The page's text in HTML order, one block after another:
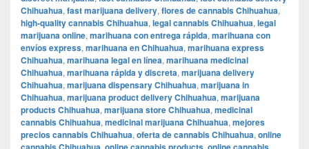
Chihuahua, fast marijuana delivery, flores de cannabis Chihuahua,
high-quality cannabis Chihuahua, legal cannabis Chihuahua, legal
marijuana online, marihuana con entrega rápida, marihuana con
envíos express, marihuana en Chihuahua, marihuana express
Chihuahua, marihuana legal en línea, marihuana medicinal
Chihuahua, marihuana rápida y discreta, marijuana delivery
Chihuahua, marijuana dispensary Chihuahua, marijuana in
Chihuahua, marijuana product delivery Chihuahua, marijuana
products Chihuahua, marijuana store Chihuahua, medicinal
cannabis Chihuahua, medicinal marijuana Chihuahua, mejores
precios cannabis Chihuahua, oferta de cannabis Chihuahua, online
, ,